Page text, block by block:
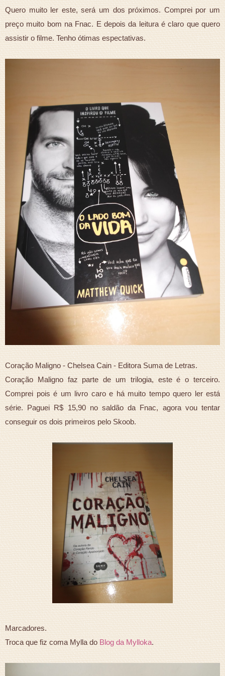
Quero muito ler este, será um dos próximos. Comprei por um
preço muito bom na Fnac. E depois da leitura é claro que quero
assistir o filme. Tenho ótimas espectativas.
Coração Maligno - Chelsea Cain - Editora Suma de Letras.
Coração Maligno faz parte de um trilogia, este é o terceiro.
Comprei pois é um livro caro e há muito tempo quero ler está
série. Paguei R$ 15,90 no saldão da Fnac, agora vou tentar
conseguir os dois primeiros pelo Skoob.
Marcadores.
Troca que fiz coma Mylla doBlog da Mylloka.